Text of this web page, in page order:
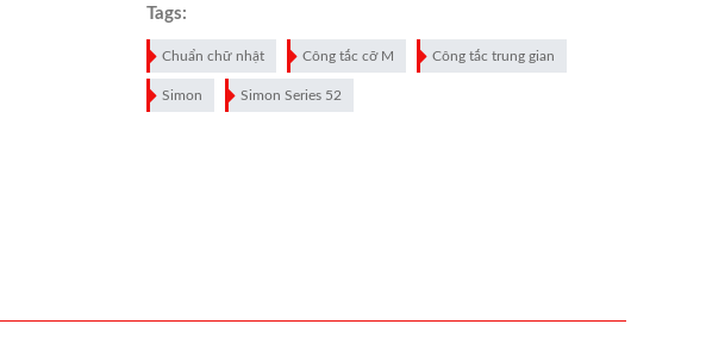
Tags:
Chuẩn chữ nhật Công tắc cỡ M Công tắc trung gian
Simon Simon Series 52